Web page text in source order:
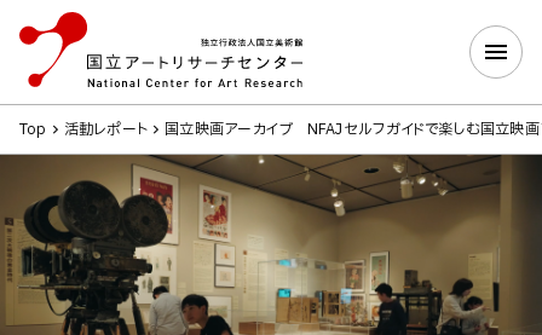
Top 活動レポート 国立映画アーカイブ NFAJセルフガイドで楽しむ国立映